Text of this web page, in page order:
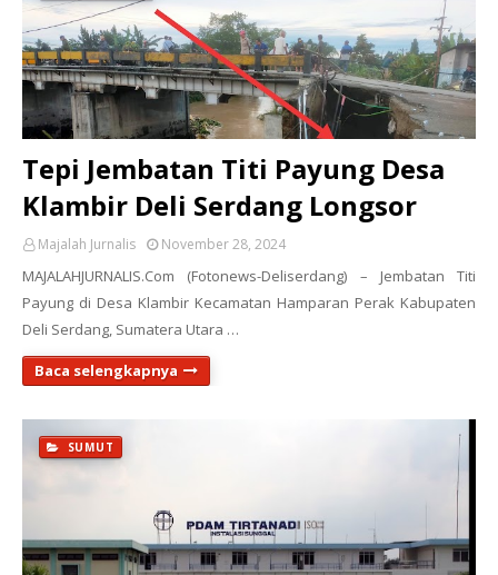
Tepi Jembatan Titi Payung Desa
Klambir Deli Serdang Longsor
Majalah Jurnalis November 28, 2024
MAJALAHJURNALIS.Com (Fotonews-Deliserdang) – Jembatan Titi
Payung di Desa Klambir Kecamatan Hamparan Perak Kabupaten
Deli Serdang, Sumatera Utara …
Baca selengkapnya
SUMUT